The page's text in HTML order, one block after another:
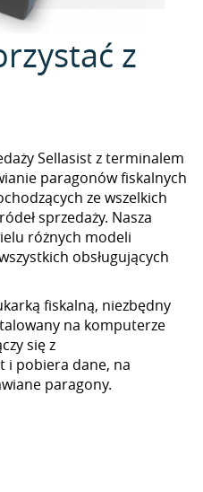
z
Sellasist z terminalem
paragonów fiskalnych
ze wszelkich
sprzedaży. Nasza
różnych modeli
obsługujących
fiskalną, niezbędny
na komputerze
się z
i pobiera dane, na
paragony.